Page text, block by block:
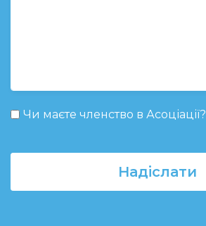
Чи маєте членство в Асоціації?
Надіслати